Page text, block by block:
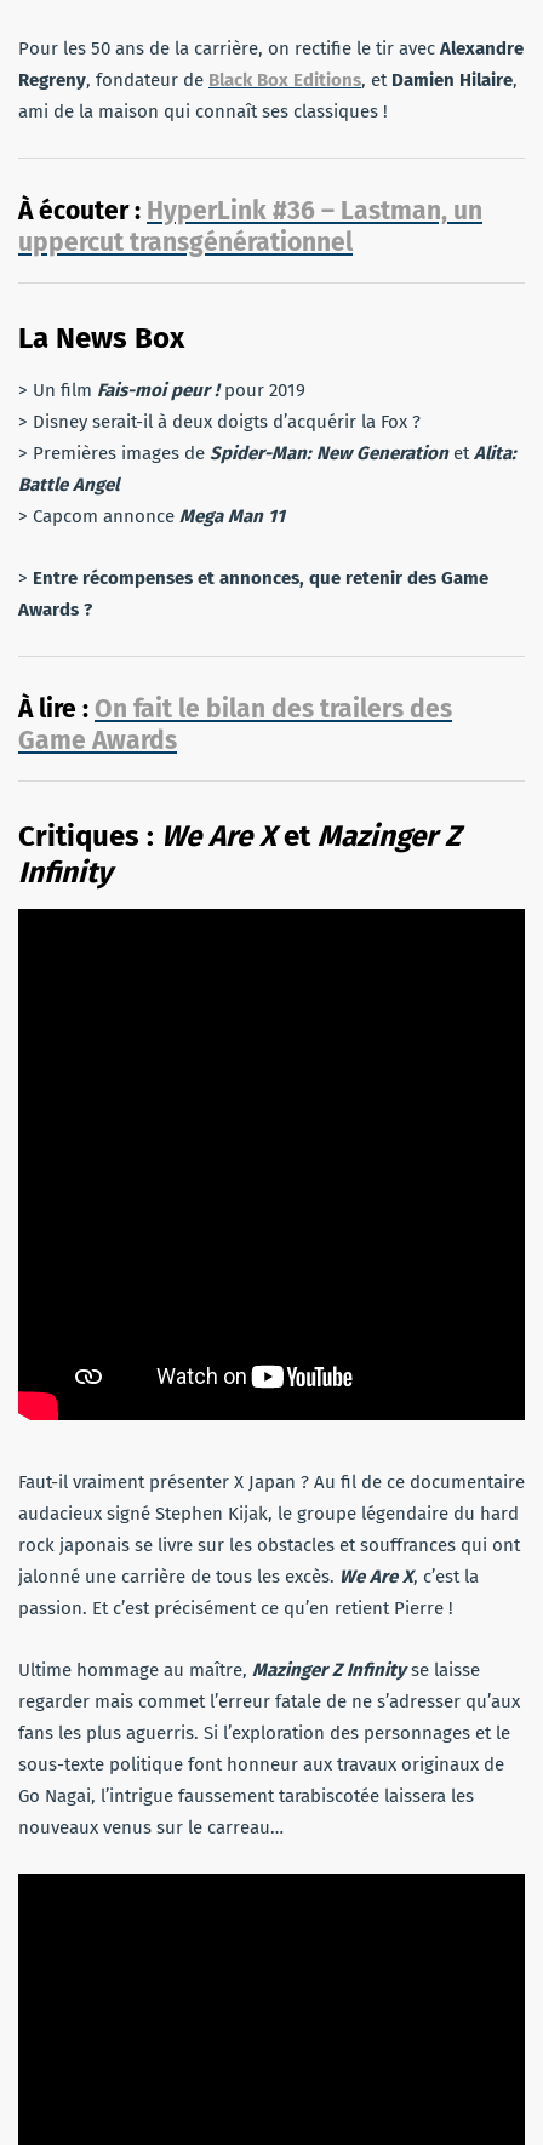
Pour les 50 ans de la carrière, on rectifie le tir avec Alexandre
Regreny, fondateur de Black Box Editions, et Damien Hilaire,
ami de la maison qui connaît ses classiques !
À écouter : HyperLink #36 – Lastman, un
uppercut transgénérationnel
La News Box
> Un film Fais-moi peur !pour 2019
> Disney serait-il à deux doigts d’acquérir la Fox ?
> Premières images de Spider-Man: New GenerationetAlita:
Battle Angel
> Capcom annonce Mega Man 11
> Entre récompenses et annonces, que retenir des Game
Awards ?
À lire :On fait le bilan des trailers des
Game Awards
Critiques : We Are Xet Mazinger Z
Infinity
Faut-il vraiment présenter X Japan ? Au fil de ce documentaire
audacieux signé Stephen Kijak, le groupe légendaire du hard
rock japonais se livre sur les obstacles et souffrances qui ont
jalonné une carrière de tous les excès. We Are X, c’est la
passion. Et c’est précisément ce qu’en retient Pierre !
Ultime hommage au maître, Mazinger Z Infinityse laisse
regarder mais commet l’erreur fatale de ne s’adresser qu’aux
fans les plus aguerris. Si l’exploration des personnages et le
sous-texte politique font honneur aux travaux originaux de
Go Nagai, l’intrigue faussement tarabiscotée laissera les
nouveaux venus sur le carreau…